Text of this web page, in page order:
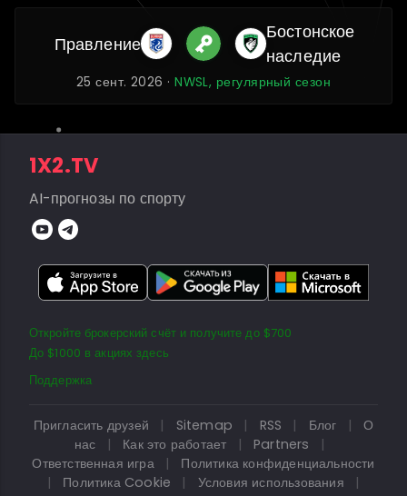
Правление
Бостонское
наследие
25 сент. 2026 ·NWSL, регулярный сезон
1X2.TV
AI-прогнозы по спорту
Откройте брокерский счёт и получите до $700
До $1000 в акциях здесь
Поддержка
Пригласить друзей | Sitemap | RSS | Блог |
О
нас
| Как это работает | Partners
|
Ответственная игра
|
Политика конфиденциальности
|
Политика Cookie | Условия использования
|